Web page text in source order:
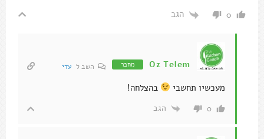
0 הגב
Oz Telem מחבר השב ל עדי
מעכשיו תחשבי בהצלחה!
0 הגב